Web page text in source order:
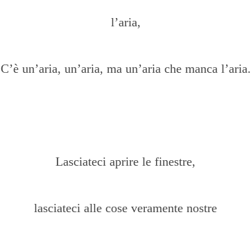
l’aria,
C’è un’aria, un’aria, ma un’aria che manca l’aria.
Lasciateci aprire le finestre,
lasciateci alle cose veramente nostre